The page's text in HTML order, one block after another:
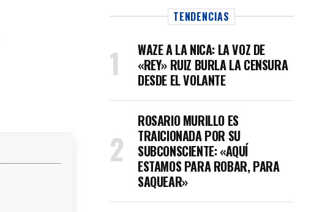
TENDENCIAS
WAZE A LA NICA: LA VOZ DE
«REY» RUIZ BURLA LA CENSURA
DESDE EL VOLANTE
ROSARIO MURILLO ES
TRAICIONADA POR SU
SUBCONSCIENTE: «AQUÍ
ESTAMOS PARA ROBAR, PARA
SAQUEAR»